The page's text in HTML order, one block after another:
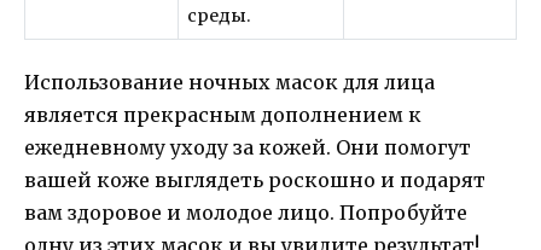
среды.
Использование ночных масок для лица
является прекрасным дополнением к
ежедневному уходу за кожей. Они помогут
вашей коже выглядеть роскошно и подарят
вам здоровое и молодое лицо. Попробуйте
одну из этих масок и вы увидите результат!